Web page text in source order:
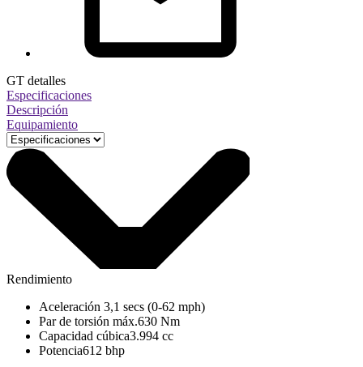
GT detalles
Especificaciones
Descripción
Equipamiento
Rendimiento
Aceleración 3,1 secs (0-62 mph)
Par de torsión máx.630 Nm
Capacidad cúbica3.994 cc
Potencia612 bhp